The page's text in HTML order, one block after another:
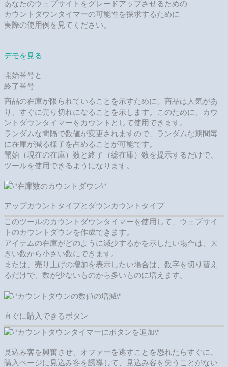
あなたのウェブサイトをグレードアップさせるための
カウントダウンタイマーの可能性を探求するために
実際の使用例を見てください。
デモを見る
開始番号と
終了番号
商品の在庫が限られていることを示すために、商品は人気があ
り、すぐに売り切れになることを示します。このために、カウ
ントダウンタイマーをカウントとして使用できます。
ランダムな間隔で数値が変更されますので、ランダムな期間毎
に在庫が減る様子を占めることが可能です。
開始（現在の在庫）数と終了（総在庫）数を提示するだけで、
ツールを使用できるようになります。
アップカウントタイプとダウンカウントタイプ
このツールのカウントダウンタイマーを使用して、ウェブサイ
トのカウントダウンを作成できます。
アイテムの在庫がどのように減少するかを示したい場合は、大
きい数から小さい数にできます。
または、売り上げの増加を表示したい場合は、数字を切り替え
るだけで、数が少ないものから多いものに増えます。
直ぐに購入できるボタン
見込み客を興奮させ、オファーを逃すことを恐れたらすぐに、
購入ページに見込み客を誘導して、見込み客を失うことがない